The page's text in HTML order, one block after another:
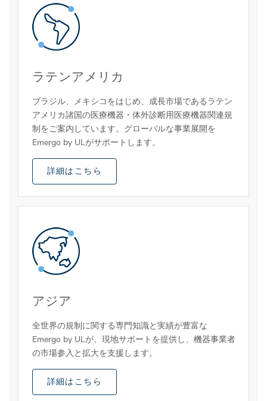
ラテンアメリカ
ブラジル、メキシコをはじめ、成長市場であるラテン
アメリカ諸国の医療機器・体外診断用医療機器関連規
制をご案内しています。グローバルな事業展開を
Emergo by ULがサポートします。
詳細はこちら
アジア
全世界の規制に関する専門知識と実績が豊富な
Emergo by ULが、現地サポートを提供し、機器事業者
の市場参入と拡大を支援します。
詳細はこちら